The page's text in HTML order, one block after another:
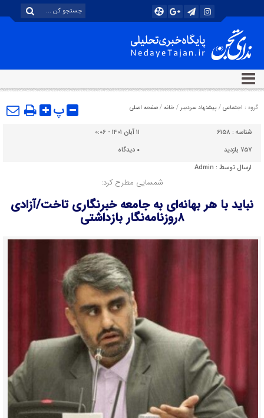
گروه : اجتماعی / پیشنهاد سردبیر / خانه / صفحه اصلی پ
شناسه : ۶۱۵۸
۱۱ آبان ۱۴۰۱ - ۰:۰۶
۷۵۷ بازدید
۰ دیدگاه
ارسال توسط : Admin
شمسایی مطرح کرد:
نباید با هر بهانه‌ای به جامعه خبرنگاری تاخت/آزادی
۸روزنامه‌نگار بازداشتی